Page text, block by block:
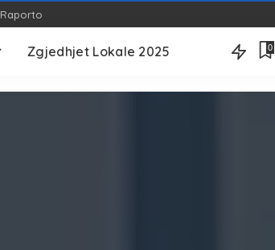
Raporto
Zgjedhjet Lokale 2025 0
Teknologji Shëndeti